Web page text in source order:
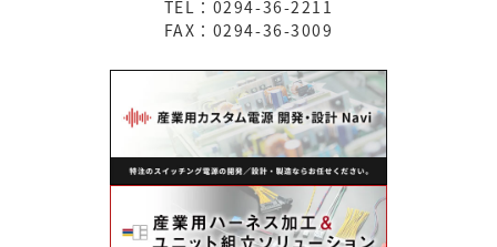
TEL：0294-36-2211
FAX：0294-36-3009